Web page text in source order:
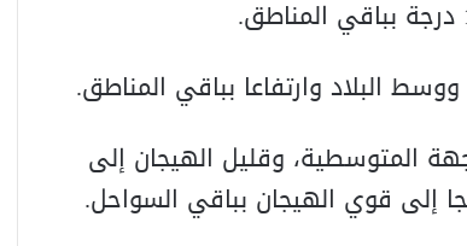
البلاد وارتفاعا بباقي المناطق.
المتوسطية، وقليل الهيجان إلى
إلى قوي الهيجان بباقي السواحل.